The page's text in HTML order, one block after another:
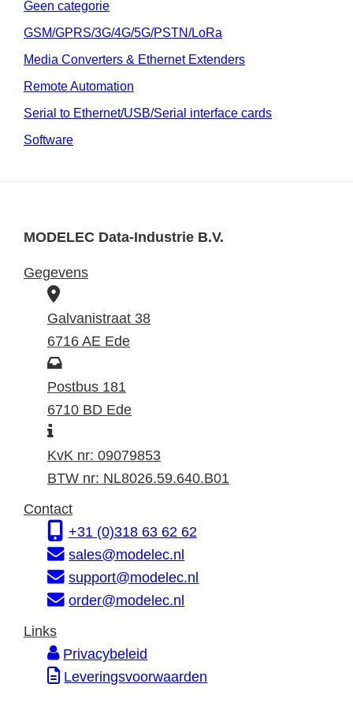
Geen categorie
GSM/GPRS/3G/4G/5G/PSTN/LoRa
Media Converters & Ethernet Extenders
Remote Automation
Serial to Ethernet/USB/Serial interface cards
Software
MODELEC Data-Industrie B.V.
Gegevens
B
e
z
o
e
k
d
r
s
Galvanistraat 38
6716 AE Ede
P
o
s
a
d
e
s
Postbus 181
6710 BD Ede
I
n
f
r
m
a
t
e
KvK nr: 09079853
BTW nr: NL8026.59.640.B01
Contact
+31 (0)318 63 62 62
sales@modelec.nl
support@modelec.nl
order@modelec.nl
Links
Privacybeleid
Leveringsvoorwaarden